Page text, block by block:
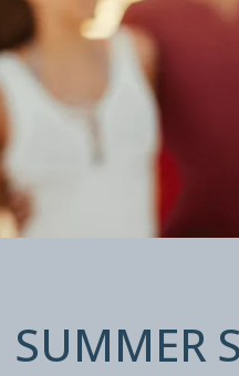
SUMMER